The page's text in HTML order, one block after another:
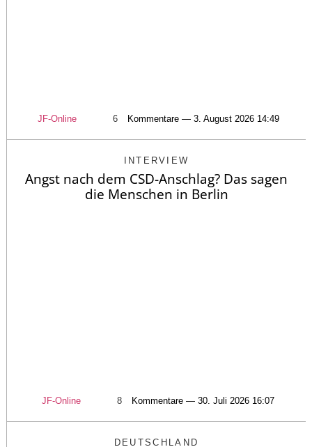
JF-Online 6 Kommentare — 3. August 2026 14:49
INTERVIEW
Angst nach dem CSD-Anschlag? Das sagen
die Menschen in Berlin
JF-Online 8 Kommentare — 30. Juli 2026 16:07
DEUTSCHLAND